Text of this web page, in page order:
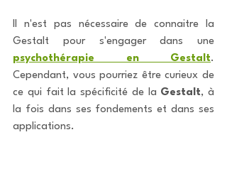
Il n'est pas nécessaire de connaitre la
psychothérapie en Gestalt.
Cependant, vous pourriez être curieux de
ce qui fait la spécificité de la Gestalt, à
la fois dans ses fondements et dans ses
applications.